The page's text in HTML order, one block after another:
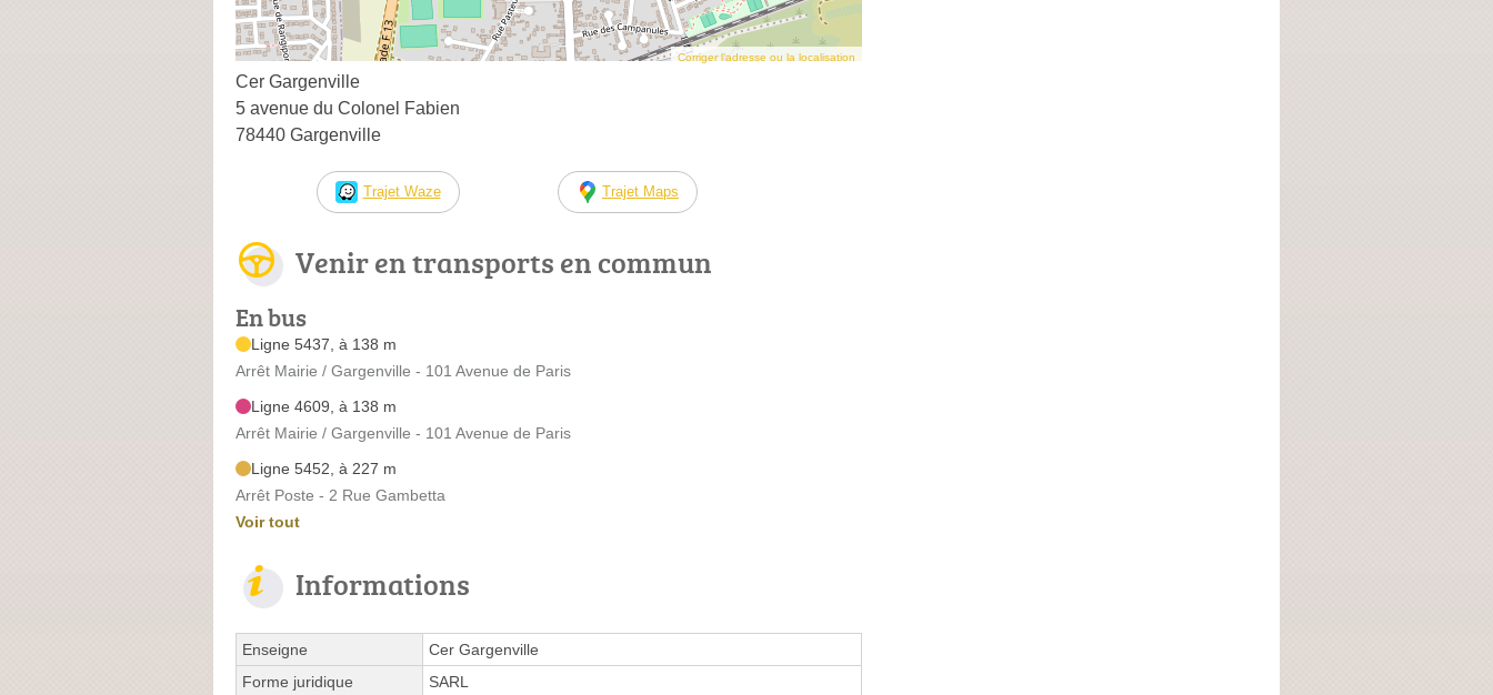
Corriger l’adresse ou la localisation
Cer Gargenville
5 avenue du Colonel Fabien
78440 Gargenville
Trajet Waze Trajet Maps
Venir en transports en commun
En bus
Ligne 5437, à 138 m
Arrêt Mairie / Gargenville - 101 Avenue de Paris
Ligne 4609, à 138 m
Arrêt Mairie / Gargenville - 101 Avenue de Paris
Ligne 5452, à 227 m
Arrêt Poste - 2 Rue Gambetta
Voir tout
Informations
Enseigne
Cer Gargenville
Forme juridique
SARL